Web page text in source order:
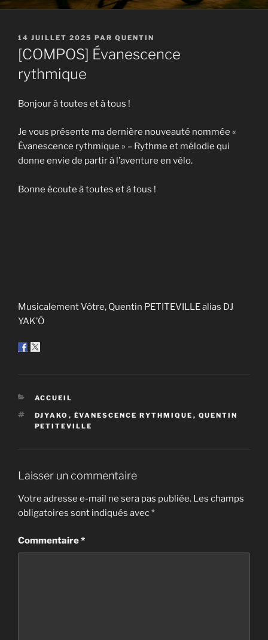
PUBLIÉ
LE
14 JUILLET 2025 PAR QUENTIN
[COMPOS] Évanescence
rythmique
Bonjour à toutes et à tous !
Je vous présente ma dernière nouveauté nommée «
Évanescence rythmique » – Rythme et mélodie qui
donne envie de partir à l’aventure en vélo.
Bonne écoute à toutes et à tous !
Musicalement Vôtre, Quentin PETITEVILLE alias DJ
YAK’Ô
CATÉGORIES
ACCUEIL
ÉTIQUETTES
DJYAKO , ÉVANESCENCE RYTHMIQUE , QUENTIN
PETITEVILLE
Laisser un commentaire
Votre adresse e-mail ne sera pas publiée. Les champs
obligatoires sont indiqués avec*
Commentaire*